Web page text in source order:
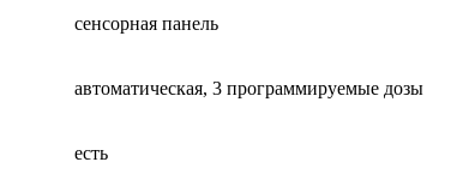
сенсорная панель
автоматическая, 3 программируемые дозы
есть